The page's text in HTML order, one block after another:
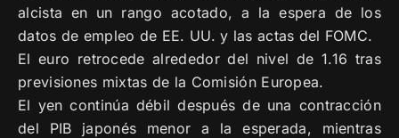
alcista en un rango acotado, a la espera de los
datos de empleo de EE. UU. y las actas del FOMC.
El euro retrocede alrededor del nivel de 1.16 tras
previsiones mixtas de la Comisión Europea.
El yen continúa débil después de una contracción
del PIB japonés menor a la esperada, mientras